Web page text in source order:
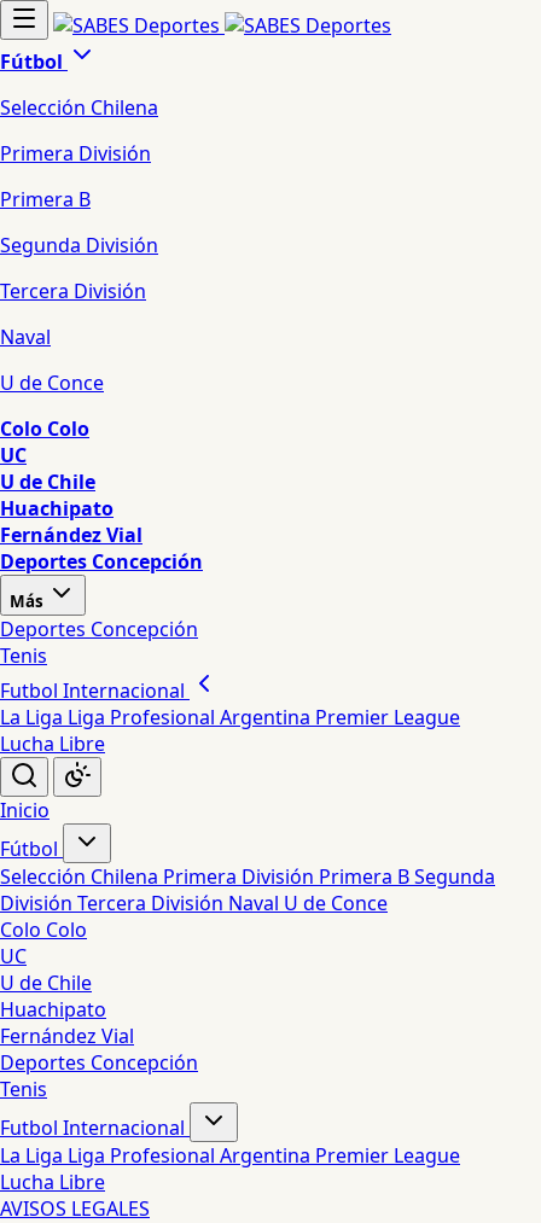
Fútbol
Selección Chilena
Primera División
Primera B
Segunda División
Tercera División
Naval
U de Conce
Colo Colo
UC
U de Chile
Huachipato
Fernández Vial
Deportes Concepción
Más
Deportes Concepción
Tenis
Futbol Internacional
La Liga Liga Profesional Argentina Premier League
Lucha Libre
Inicio
Fútbol
Selección Chilena Primera División Primera BSegunda
División Tercera División Naval U de Conce
Colo Colo
UC
U de Chile
Huachipato
Fernández Vial
Deportes Concepción
Tenis
Futbol Internacional
La Liga Liga Profesional Argentina Premier League
Lucha Libre
AVISOS LEGALES